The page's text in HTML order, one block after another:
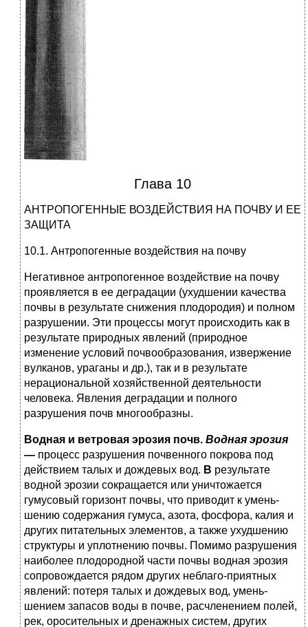
Глава 10
АНТРОПОГЕННЫЕ ВОЗДЕЙСТВИЯ НА ПОЧВУ И ЕЕ
ЗАЩИТА
10.1. Антропогенные воздействия на почву
Негативное антропогенное воздействие на почву
проявля­ется в ее деградации (ухудшении качества
почвы в результате снижения плодородия) и полном
разрушении. Эти процессы могут происходить как в
результате природных явлений (при­родное
изменение условий почвообразования, извержение
вул­канов, ураганы и др.), так и в результате
нерациональной хо­зяйственной деятельности
человека. Явления деградации и полного
разрушения почв многообразны.
Водная и ветровая эрозия почв. Водная эрозия
— процесс разрушения почвенного покрова под
действием талых и дож­девых вод. В результате
водной эрозии сокращается или унич­тожается
гумусовый горизонт почвы, что приводит к умень­
шению содержания гумуса, азота, фосфора, калия и
других питательных элементов, а также ухудшению
структуры и уп­лотнению почвы. Помимо разрушения
наиболее плодородной части почвы водная эрозия
сопровождается рядом других неблаго-приятных
явлений: потеря талых и дождевых вод, умень­
шением запасов воды в почве, расчленением полей,
рек, оросительных и дренажных систем, других